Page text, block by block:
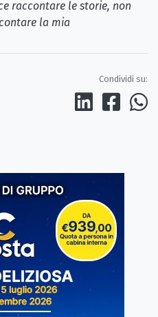
raccontare le storie, non
la mia
Condividi su: